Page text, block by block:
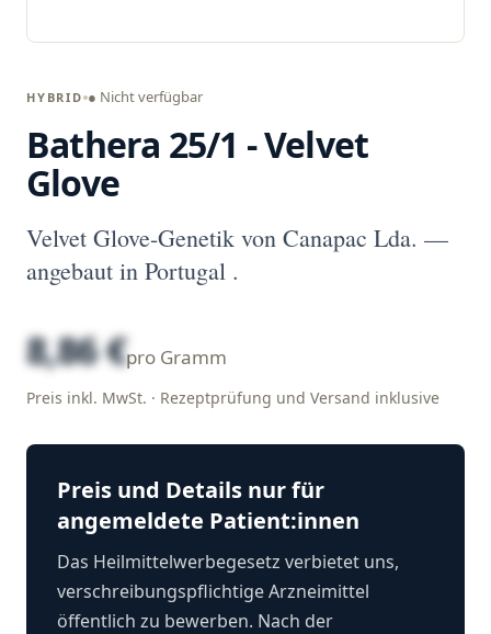
HYBRID ● Nicht verfügbar
Bathera 25/1 - Velvet
Glove
Velvet Glove-Genetik von Canapac Lda. —
angebaut in Portugal .
8,86 €pro Gramm
Preis inkl. MwSt. · Rezeptprüfung und Versand inklusive
Preis und Details nur für
angemeldete Patient:innen
Das Heilmittelwerbegesetz verbietet uns,
verschreibungspflichtige Arzneimittel
öffentlich zu bewerben. Nach der